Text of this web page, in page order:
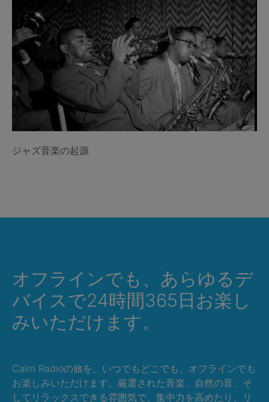
ジャズ音楽の起源
オフラインでも、あらゆるデ
バイスで24時間365日お楽し
みいただけます。
Calm Radioの旅を、いつでもどこでも、オフラインでも
お楽しみいただけます。厳選された音楽、自然の音、そ
してリラックスできる雰囲気で、集中力を高めたり、リ